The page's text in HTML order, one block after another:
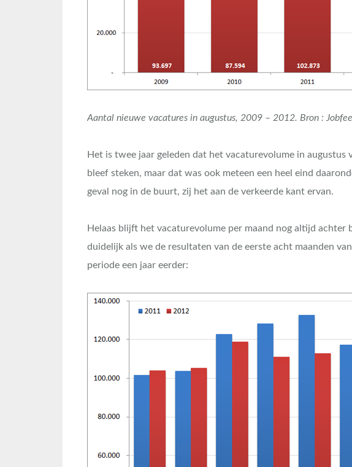
Aantal nieuwe vacatures in augustus, 2009 – 2012. Bron :
Het is twee jaar geleden dat het vacaturevolume in
bleef steken, maar dat was ook meteen een heel eind
geval nog in de buurt, zij het aan de verkeerde kant ervan.
Helaas blijft het vacaturevolume per maand nog altijd
duidelijk als we de resultaten van de eerste acht maanden
periode een jaar eerder: